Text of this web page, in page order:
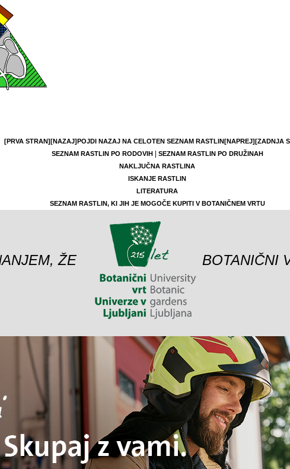
[PRVA STRAN][NAZAJ]POJDI NAZAJ NA CELOTEN SEZNAM RASTLIN[NAPREJ][ZADNJA
SEZNAM RASTLIN PO RODOVIH|
SEZNAM RASTLIN PO DRUŽINAH
NAKLJUČNA RASTLINA
ISKANJE RASTLIN
LITERATURA
SEZNAM RASTLIN, KI JIH JE MOGOČE KUPITI V BOTANIČNEM VRTU
ŽE
BOTANIČNI